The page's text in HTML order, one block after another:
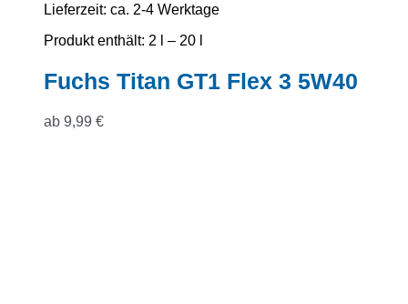
Lieferzeit: ca. 2-4 Werktage
Produkt enthält: 2
– 20
Fuchs Titan GT1 Flex 3 5W40
ab 9,99 €